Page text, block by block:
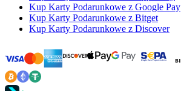
Kup Karty Podarunkowe z Google Pay
Kup Karty Podarunkowe z Bitget
Kup Karty Podarunkowe z Discover